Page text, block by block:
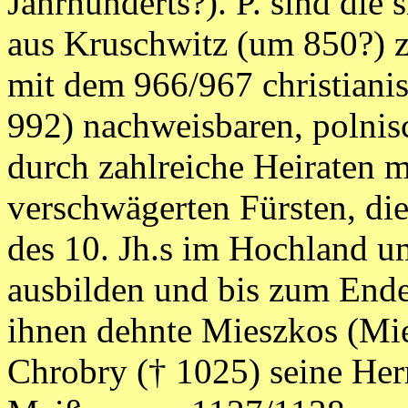
aus Kruschwitz (um 850?)
mit dem 966/967
992) nachweisbaren,
durch zahlreiche Heiraten
verschwägerten Fürsten,
des 10. Jh.s im Hochland
ausbilden und bis zum
ihnen dehnte Mieszkos
Chrobry († 1025) seine